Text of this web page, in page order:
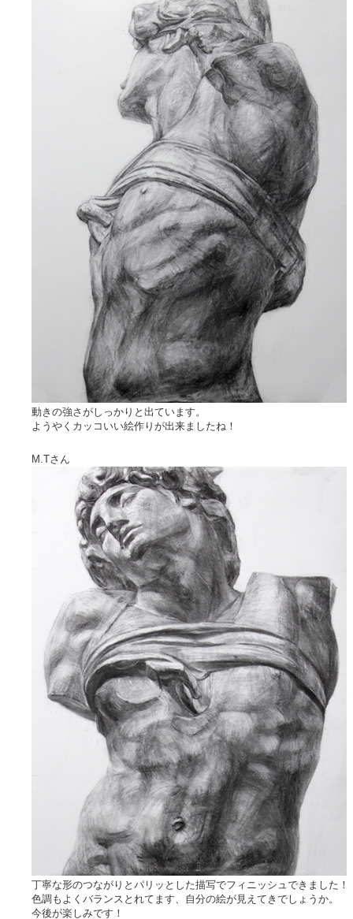
動きの強さがしっかりと出ています。
ようやくカッコいい絵作りが出来ましたね！
M.Tさん
丁寧な形のつながりとパリッとした描写でフィニッシュできました！
色調もよくバランスとれてます、自分の絵が見えてきでしょうか。
今後が楽しみです！